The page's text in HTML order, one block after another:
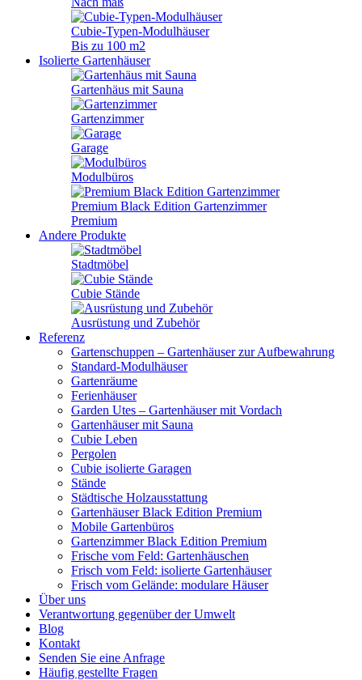
Cubie-Typen-Modulhäuser
Bis zu 100 m2
Isolierte Gartenhäuser
Gartenhäus mit Sauna
Gartenzimmer
Garage
Modulbüros
Premium Black Edition Gartenzimmer
Premium
Andere Produkte
Stadtmöbel
Cubie Stände
Ausrüstung und Zubehör
Referenz
Gartenschuppen – Gartenhäuser zur Aufbewahrung
Standard-Modulhäuser
Gartenräume
Ferienhäuser
Garden Utes – Gartenhäuser mit Vordach
Gartenhäuser mit Sauna
Cubie Leben
Pergolen
Cubie isolierte Garagen
Stände
Städtische Holzausstattung
Gartenhäuser Black Edition Premium
Mobile Gartenbüros
Gartenzimmer Black Edition Premium
Frische vom Feld: Gartenhäuschen
Frisch vom Feld: isolierte Gartenhäuser
Frisch vom Gelände: modulare Häuser
Über uns
Verantwortung gegenüber der Umwelt
Blog
Kontakt
Senden Sie eine Anfrage
Häufig gestellte Fragen